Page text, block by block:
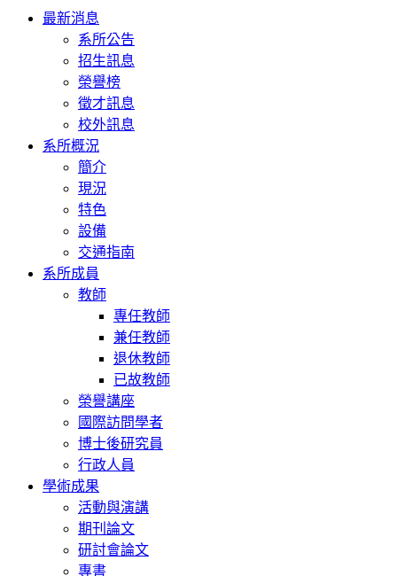
Toggle
navigation
最新消息
系所公告
招生訊息
榮譽榜
徵才訊息
校外訊息
系所概況
簡介
現況
特色
設備
交通指南
系所成員
教師
專任教師
兼任教師
退休教師
已故教師
榮譽講座
國際訪問學者
博士後研究員
行政人員
學術成果
活動與演講
期刊論文
研討會論文
專書